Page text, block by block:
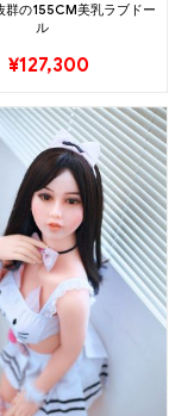
群の155CM美乳ラブドー
ル
¥127,300